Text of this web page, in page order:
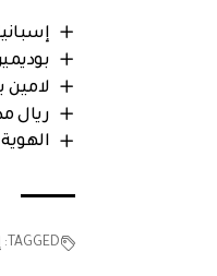
لامين
ريال
TAGGED: